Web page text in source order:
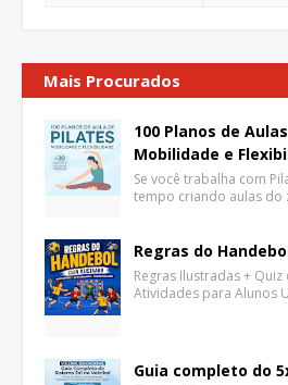
Mais Procurados
100 Planos de
Mobilidade e
Se você trabalha com
tempo criando aulas do
Regras do
Regras Ilustradas +
Atividades para Alunos
Guia completo do